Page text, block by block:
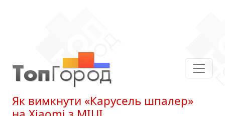
Як вимкнути «Карусель шпалер»